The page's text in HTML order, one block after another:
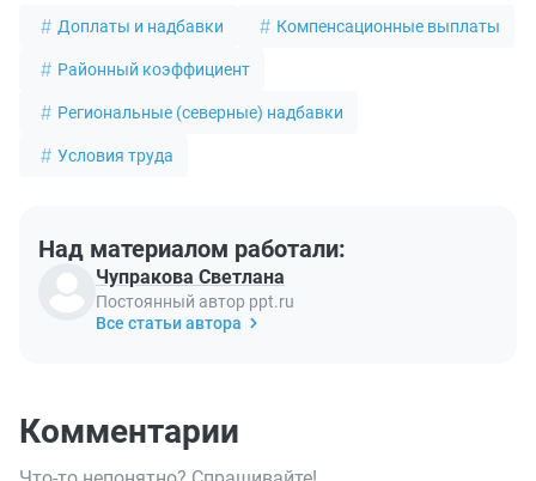
Доплаты и надбавки Компенсационные выплаты
Районный коэффициент
Региональные (северные) надбавки
Условия труда
Над материалом работали:
Чупракова Светлана
Постоянный автор ppt.ru
Все статьи автора
Комментарии